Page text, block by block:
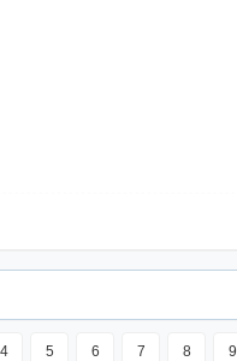
4 5 6 7 8 9